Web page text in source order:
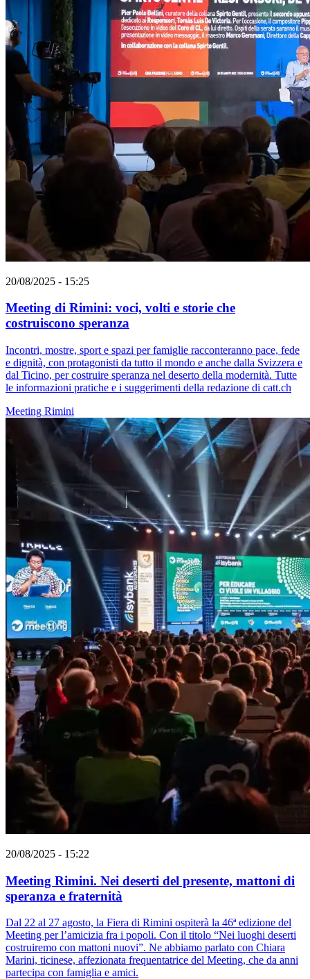
20/08/2025 - 15:25
Meeting di Rimini: voci, volti e storie che
costruiscono speranza
Incontri, mostre, sport e spazi per famiglie racconteranno pace, fede
e dignità, con protagonisti da tutto il mondo e anche dalla Svizzera e
dal Ticino, per costruire speranza nel deserto della modernità. Tutte
le informazioni pratiche e i suggerimenti della redazione di catt.ch
Meeting Rimini
20/08/2025 - 15:22
Meeting Rimini. Nei deserti del presente, mattoni di
speranza e fraternità
Dal 22 al 27 agosto, la Fiera di Rimini ospiterà la 46ª edizione del
Meeting per l’amicizia fra i popoli. Con il titolo “Nei luoghi deserti
costruiremo con mattoni nuovi”. Ne abbiamo parlato con Chiara
Marini, ticinese, affezionata frequentatrice del Meeting, che da anni
partecipa con famiglia e amici.